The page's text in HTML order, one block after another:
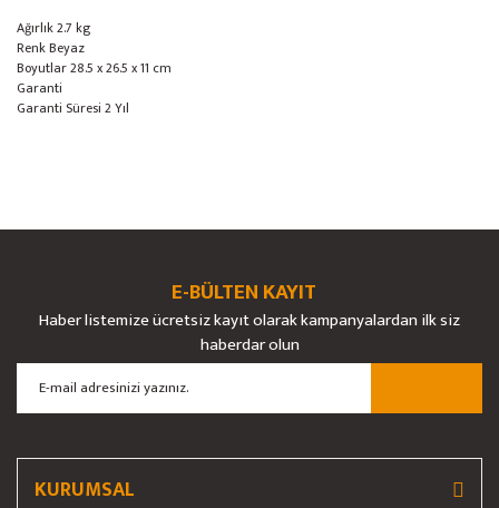
Ağırlık2.7 kg
RenkBeyaz
Boyutlar28.5 x 26.5 x 11 cm
Garanti
Garanti Süresi 2 Yıl
Bu ürüne ilk yorumu siz yapın!
Yorum Yaz
yetersiz gördüğünüz noktaları öneri formunu kullanarak tarafımıza
Ürün resmi kalitesiz, bozuk veya görüntülenemiyor.
Ürün açıklamasında eksik bilgiler bulunuyor.
Ürün bilgilerinde hatalar bulunuyor.
Ürün fiyatı diğer sitelerden daha pahalı.
E-BÜLTEN KAYIT
Haber listemize ücretsiz kayıt olarak kampanyalardan ilk siz
haberdar olun
KURUMSAL